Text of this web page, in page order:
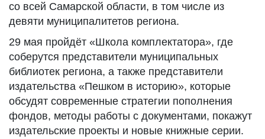
со всей Самарской области, в том числе из
девяти муниципалитетов региона.
29 мая пройдёт «Школа комплектатора», где
соберутся представители муниципальных
библиотек региона, а также представители
издательства «Пешком в историю», которые
обсудят современные стратегии пополнения
фондов, методы работы с документами, покажут
издательские проекты и новые книжные серии.